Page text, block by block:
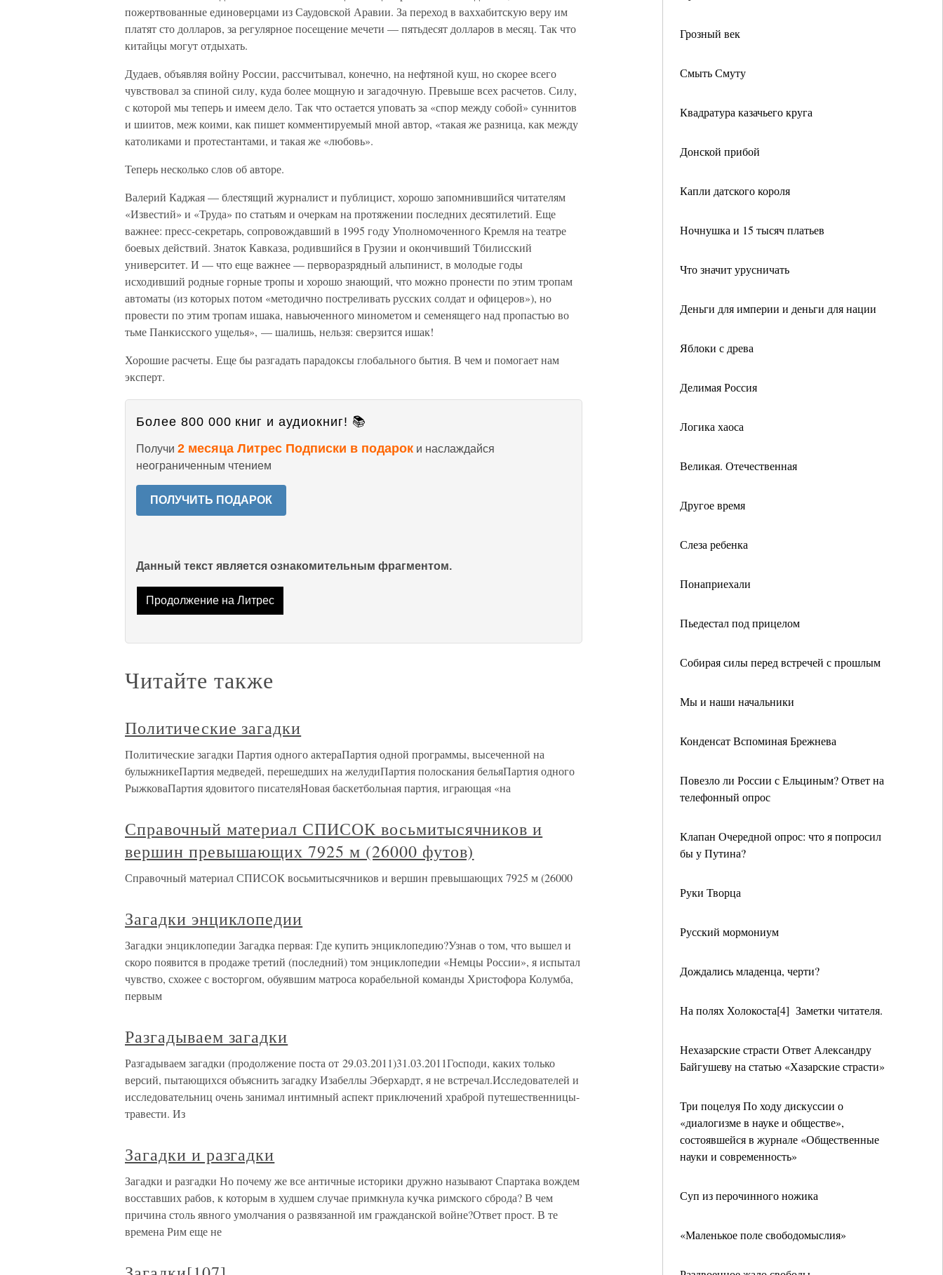
Грозный век
Смыть Смуту
Квадратура казачьего круга
Донской прибой
Капли датского короля
Ночнушка и 15 тысяч платьев
Что значит урусничать
Деньги для империи и деньги для нации
Яблоки с древа
Делимая Россия
Логика хаоса
Великая. Отечественная
Другое время
Слеза ребенка
Понаприехали
Пьедестал под прицелом
Собирая силы перед встречей с прошлым
Мы и наши начальники
Конденсат Вспоминая Брежнева
Повезло ли России с Ельциным? Ответ на
телефонный опрос
Клапан Очередной опрос: что я попросил
бы у Путина?
Руки Творца
Русский мормониум
Дождались младенца, черти?
На полях Холокоста[4] Заметки читателя.
Нехазарские страсти Ответ Александру
Байгушеву на статью «Хазарские страсти»
Три поцелуя По ходу дискуссии о
«диалогизме в науке и обществе»,
состоявшейся в журнале «Общественные
науки и современность»
Суп из перочинного ножика
«Маленькое поле свободомыслия»
пожертвованные единоверцами из Саудовской Аравии. За переход в ваххабитскую веру им
платят сто долларов, за регулярное посещение мечети — пятьдесят долларов в месяц. Так что
китайцы могут отдыхать.
Дудаев, объявляя войну России, рассчитывал, конечно, на нефтяной куш, но скорее всего
чувствовал за спиной силу, куда более мощную и загадочную. Превыше всех расчетов. Силу,
с которой мы теперь и имеем дело. Так что остается уповать за «спор между собой» суннитов
и шиитов, меж коими, как пишет комментируемый мной автор, «такая же разница, как между
католиками и протестантами, и такая же «любовь».
Теперь несколько слов об авторе.
Валерий Каджая — блестящий журналист и публицист, хорошо запомнившийся читателям
«Известий» и «Труда» по статьям и очеркам на протяжении последних десятилетий. Еще
важнее: пресс-секретарь, сопровождавший в 1995 году Уполномоченного Кремля на театре
боевых действий. Знаток Кавказа, родившийся в Грузии и окончивший Тбилисский
университет. И — что еще важнее — перворазрядный альпинист, в молодые годы
исходивший родные горные тропы и хорошо знающий, что можно пронести по этим тропам
автоматы (из которых потом «методично постреливать русских солдат и офицеров»), но
провести по этим тропам ишака, навьюченного минометом и семенящего над пропастью во
тьме Панкисского ущелья», — шалишь, нельзя: сверзится ишак!
Хорошие расчеты. Еще бы разгадать парадоксы глобального бытия. В чем и помогает нам
эксперт.
Более 800 000 книг и аудиокниг! 📚
Получи 2 месяца Литрес Подписки в подарок и наслаждайся
неограниченным чтением
ПОЛУЧИТЬ ПОДАРОК
Данный текст является ознакомительным фрагментом.
Продолжение на Литрес
Читайте также
Политические загадки
Политические загадки Партия одного актераПартия одной программы, высеченной на
булыжникеПартия медведей, перешедших на желудиПартия полоскания бельяПартия одного
РыжковаПартия ядовитого писателяНовая баскетбольная партия, играющая «на
Справочный материал СПИСОК восьмитысячников и
вершин превышающих 7925 м (26000 футов)
Справочный материал СПИСОК восьмитысячников и вершин превышающих 7925 м (26000
Загадки энциклопедии
Загадки энциклопедии Загадка первая: Где купить энциклопедию?Узнав о том, что вышел и
скоро появится в продаже третий (последний) том энциклопедии «Немцы России», я испытал
чувство, схожее с восторгом, обуявшим матроса корабельной команды Христофора Колумба,
первым
Разгадываем загадки
Разгадываем загадки (продолжение поста от 29.03.2011)31.03.2011Господи, каких только
версий, пытающихся объяснить загадку Изабеллы Эберхардт, я не встречал.Исследователей и
исследовательниц очень занимал интимный аспект приключений храброй путешественницы-
травести. Из
Загадки и разгадки
Загадки и разгадки Но почему же все античные историки дружно называют Спартака вождем
восставших рабов, к которым в худшем случае примкнула кучка римского сброда? В чем
причина столь явного умолчания о развязанной им гражданской войне?Ответ прост. В те
времена Рим еще не